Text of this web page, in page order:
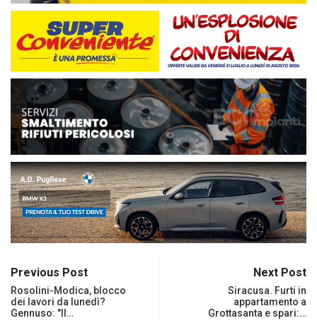
Previous Post
Rosolini-Modica, blocco
dei lavori da lunedì?
Gennuso: "Il…
Next Post
Siracusa. Furti in
appartamento a
Grottasanta e spari:…